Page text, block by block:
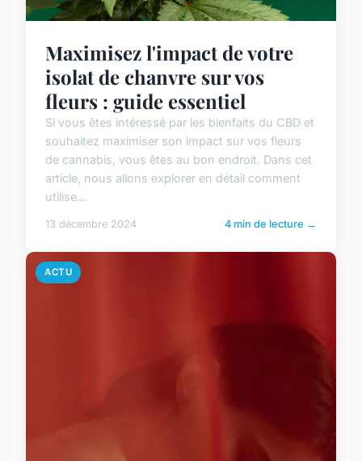
Maximisez l'impact de votre
isolat de chanvre sur vos
fleurs : guide essentiel
Si vous êtes intéressé par les bienfaits du CBD et
souhaitez maximiser son impact sur vos fleurs
de cannabis, vous êtes au bon endroit. Dans cet
article, nous allons explorer en détail comment
utilise...
13 décembre 2024 4 min de lecture →
ACTU